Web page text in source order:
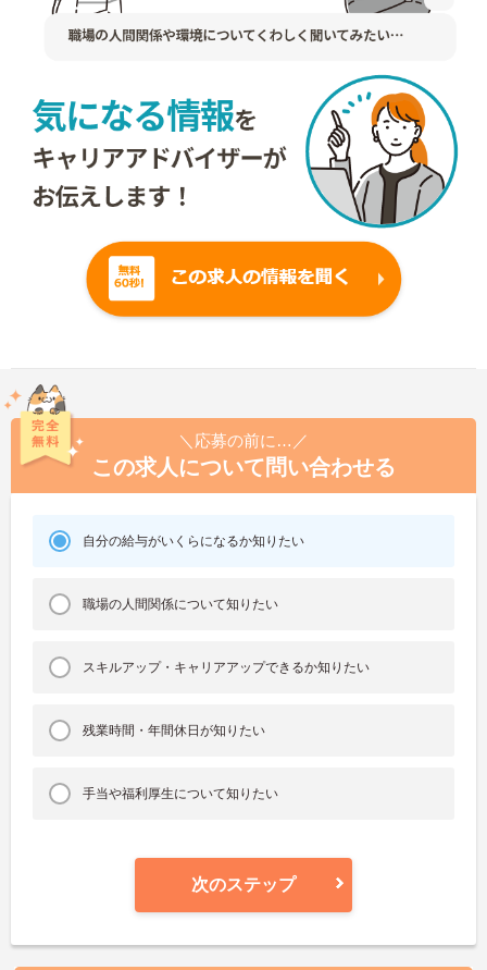
＼応募の前に…／
この求人について問い合わせる
自分の給与がいくらになるか知りたい
職場の人間関係について知りたい
スキルアップ・キャリアアップできるか知りたい
残業時間・年間休日が知りたい
手当や福利厚生について知りたい
次のステップ